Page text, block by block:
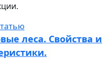
леса. Свойства и